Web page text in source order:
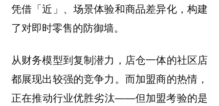
凭借「近」、场景体验和商品差异化，构建
了对即时零售的防御墙。
从财务模型到复制潜力，店仓一体的社区店
都展现出较强的竞争力。而加盟商的热情，
正在推动行业优胜劣汰——但加盟考验的是